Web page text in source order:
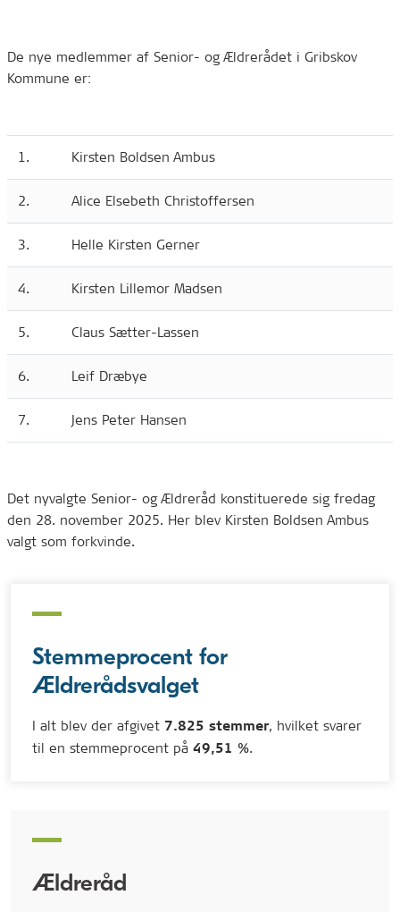
De nye medlemmer af Senior- og Ældrerådet i Gribskov
Kommune er:
1. Kirsten Boldsen Ambus
2. Alice Elsebeth Christoffersen
3. Helle Kirsten Gerner
4. Kirsten Lillemor Madsen
5. Claus Sætter-Lassen
6. Leif Dræbye
7. Jens Peter Hansen
Det nyvalgte Senior- og Ældreråd konstituerede sig fredag
den 28. november 2025. Her blev Kirsten Boldsen Ambus
valgt som forkvinde.
Stemmeprocent for
Ældrerådsvalget
I alt blev der afgivet 7.825 stemmer, hvilket svarer
til en stemmeprocent på 49,51 %.
Ældreråd